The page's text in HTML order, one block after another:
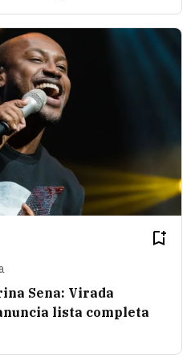
Sena: Virada
lista completa